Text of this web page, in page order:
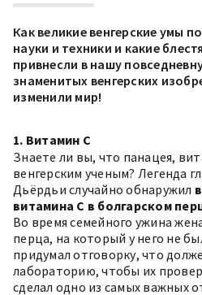
Как великие венгерские умы
науки и техники и какие
привнесли в нашу
знаменитых венгерских
изменили мир!
1. Витамин C
Знаете ли вы, что панацея,
венгерским ученым? Легенда
Дьёрдьи случайно обнаружил
витамина С в болгарском
Во время семейного ужина
перца, на который у него не
придумал отговорку, что
лабораторию, чтобы их
сделал одно из самых важных